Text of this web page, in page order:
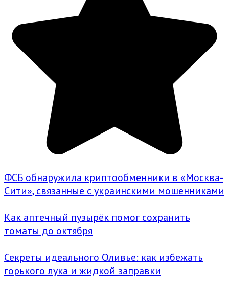
ФСБ обнаружила криптообменники в «Москва-
Сити», связанные с украинскими мошенниками
Как аптечный пузырёк помог сохранить
томаты до октября
Секреты идеального Оливье: как избежать
горького лука и жидкой заправки